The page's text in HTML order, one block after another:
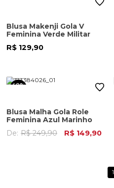
Blusa Makenji Gola V
Feminina Verde Militar
R$ 129,90
40%
Blusa Malha Gola Role
Feminina Azul Marinho
De: R$ 249,90 R$ 149,90
1